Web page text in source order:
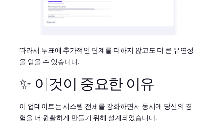
따라서 투표에 추가적인 단계를 더하지 않고도 더 큰 유연성
을 얻을 수 있습니다.
✨ 이것이 중요한 이유
이 업데이트는 시스템 전체를 강화하면서 동시에 당신의 경
험을 더 원활하게 만들기 위해 설계되었습니다.